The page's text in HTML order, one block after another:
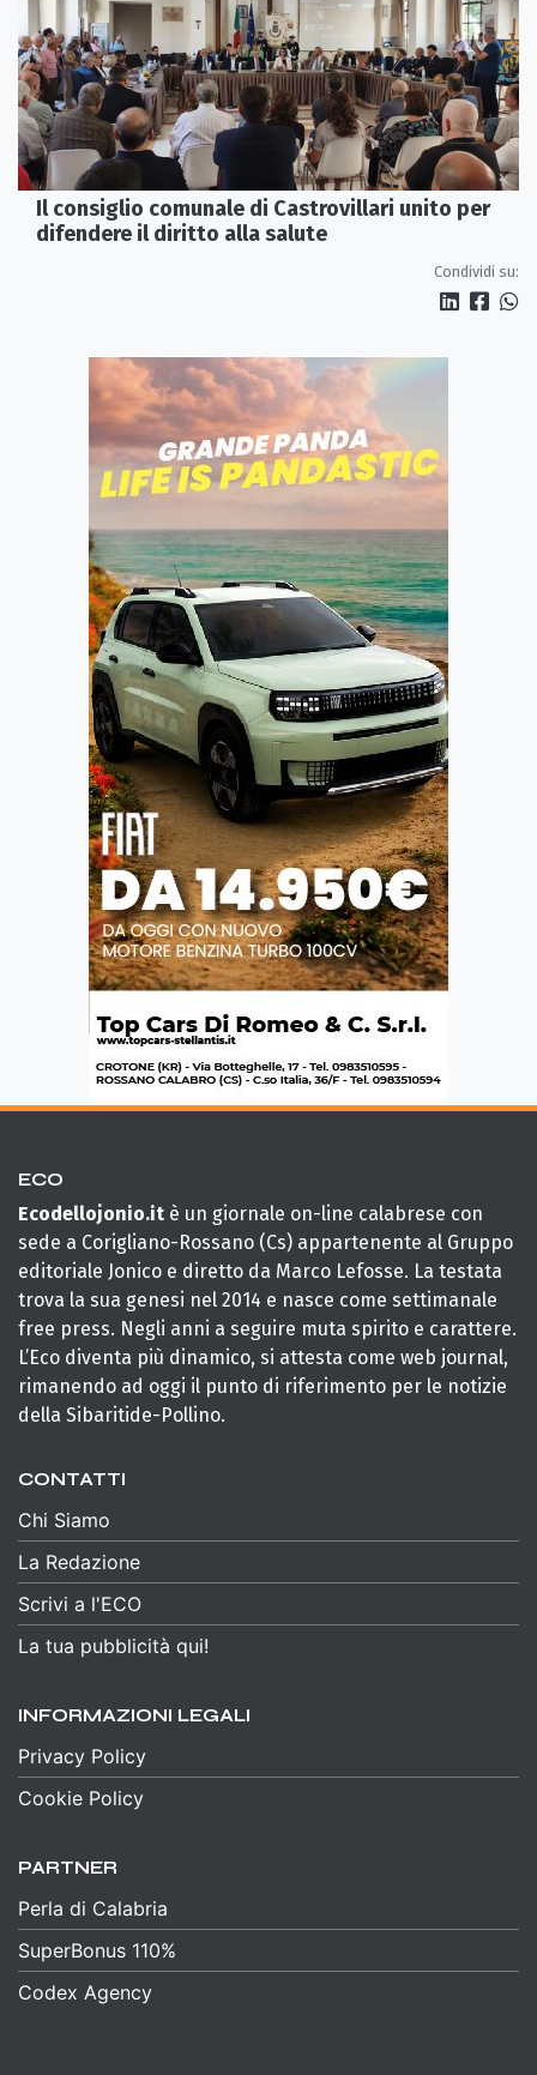
Il consiglio comunale di Castrovillari unito per
difendere il diritto alla salute
Condividi su:
ECO
Ecodellojonio.it è un giornale on-line calabrese con
sede a Corigliano-Rossano (Cs) appartenente al Gruppo
editoriale Jonico e diretto da Marco Lefosse. La testata
trova la sua genesi nel 2014 e nasce come settimanale
free press. Negli anni a seguire muta spirito e carattere.
L’Eco diventa più dinamico, si attesta come web journal,
rimanendo ad oggi il punto di riferimento per le notizie
della Sibaritide-Pollino.
CONTATTI
Chi Siamo
La Redazione
Scrivi a l'ECO
La tua pubblicità qui!
INFORMAZIONI LEGALI
Privacy Policy
Cookie Policy
PARTNER
Perla di Calabria
SuperBonus 110%
Codex Agency